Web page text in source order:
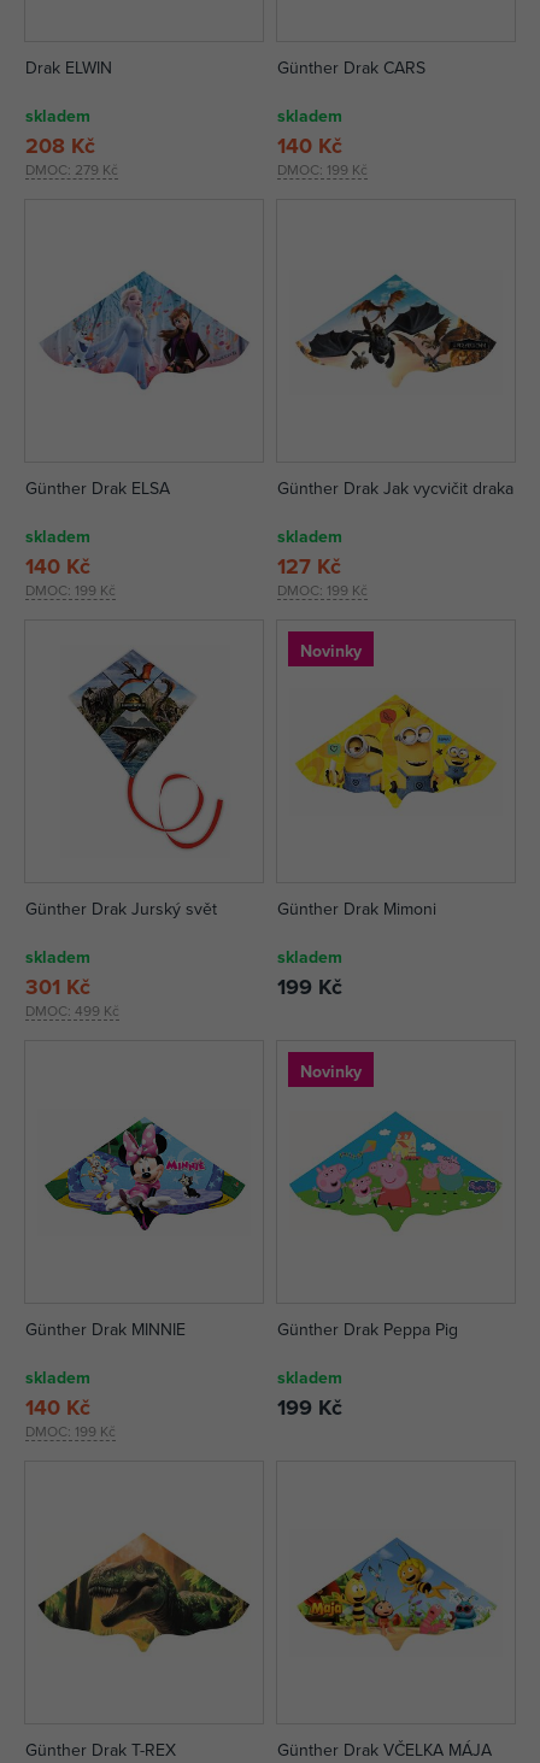
Drak ELWIN
skladem
DMOC: 279 Kč
208 Kč
Günther Drak CARS
skladem
DMOC: 199 Kč
140 Kč
Günther Drak ELSA
skladem
DMOC: 199 Kč
140 Kč
Günther Drak Jak vycvičit draka
skladem
DMOC: 199 Kč
127 Kč
Günther Drak Jurský svět
skladem
DMOC: 499 Kč
301 Kč
Novinky
Günther Drak Mimoni
skladem
199 Kč
Günther Drak MINNIE
skladem
DMOC: 199 Kč
140 Kč
Novinky
Günther Drak Peppa Pig
skladem
199 Kč
Günther Drak T-REX Günther Drak VČELKA MÁJA